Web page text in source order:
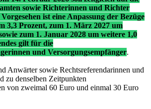
sowie Richterinnen und Richter
ist eine Anpassung der Bezüge
3,3 Prozent, zum 1. März 2027 um
zum 1. Januar 2028 um weitere 1,0
gilt für die
und Versorgungsempfänger.
Anwärter sowie Rechtsreferendarinnen und
zu denselben Zeitpunkten
von zweimal 60 Euro und einmal 30 Euro